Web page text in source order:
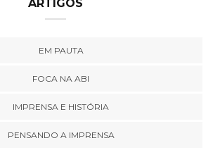
ARTIGOS
EM PAUTA
FOCA NA ABI
IMPRENSA E HISTÓRIA
PENSANDO A IMPRENSA